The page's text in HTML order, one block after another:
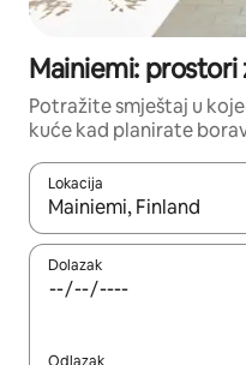
Mainiemi: prostori
Potražite smještaj u
kuće kad planirate
Lokacija
Kada budu dostupni
Dolazak
Odlazak